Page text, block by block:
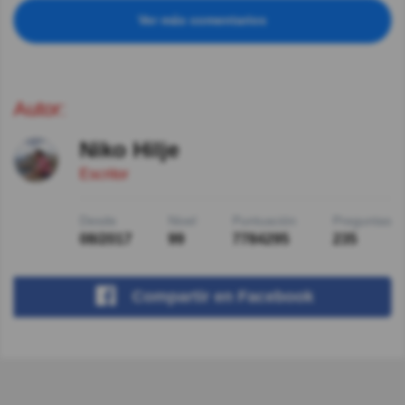
Ver más comentarios
Autor:
Niko Hilje
Escritor
08/2017 99 7784295
Compartir en Facebook